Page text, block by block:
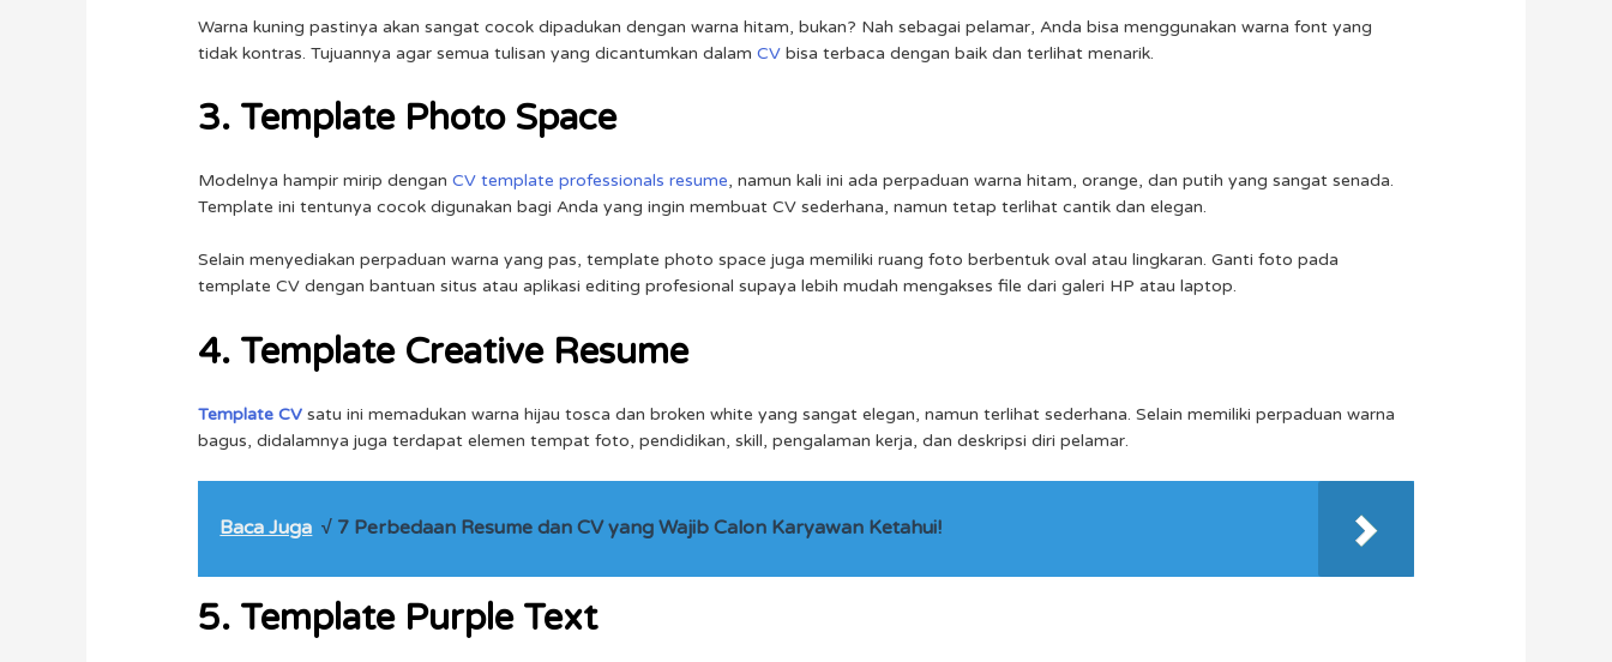
Warna kuning pastinya akan sangat cocok dipadukan dengan warna hitam, bukan? Nah sebagai pelamar, Anda bisa menggunakan warna font yang
tidak kontras. Tujuannya agar semua tulisan yang dicantumkan dalamCV bisa terbaca dengan baik dan terlihat menarik.
3. Template Photo Space
Modelnya hampir mirip denganCV template professionals resume, namun kali ini ada perpaduan warna hitam, orange, dan putih yang sangat senada.
Template ini tentunya cocok digunakan bagi Anda yang ingin membuat CV sederhana, namun tetap terlihat cantik dan elegan.
Selain menyediakan perpaduan warna yang pas, template photo space juga memiliki ruang foto berbentuk oval atau lingkaran. Ganti foto pada
template CV dengan bantuan situs atau aplikasi editing profesional supaya lebih mudah mengakses file dari galeri HP atau laptop.
4. Template Creative Resume
Template CV satu ini memadukan warna hijau tosca dan broken white yang sangat elegan, namun terlihat sederhana. Selain memiliki perpaduan warna
bagus, didalamnya juga terdapat elemen tempat foto, pendidikan, skill, pengalaman kerja, dan deskripsi diri pelamar.
Baca Juga √ 7 Perbedaan Resume dan CV yang Wajib Calon Karyawan Ketahui!
5. Template Purple Text